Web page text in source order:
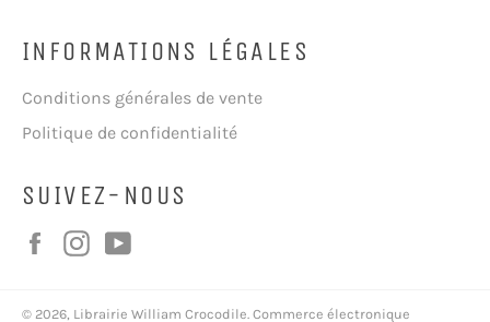
INFORMATIONS LÉGALES
Conditions générales de vente
Politique de confidentialité
SUIVEZ-NOUS
FacebookInstagram
© 2026, Librairie William Crocodile. Commerce électronique